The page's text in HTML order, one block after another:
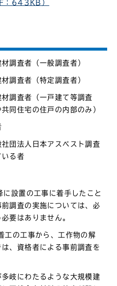
：643KB）
調査者（一般調査者）
調査者（特定調査者）
調査者（一戸建て等調査
同住宅の住戸の内部のみ）
団法人日本アスベスト調査
いる者
設置の工事に着手したこと
調査の実施については、必
要はありません。
の工事から、工作物の解
、資格者による事前調査を
岐にわたるような大規模建